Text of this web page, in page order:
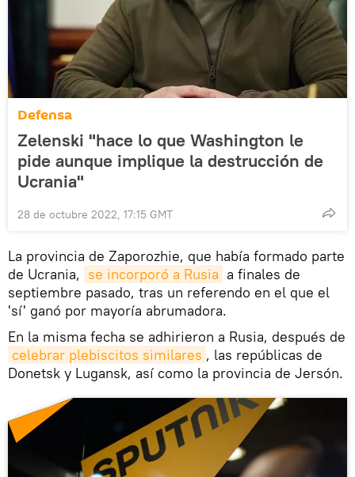
Defensa
Zelenski "hace lo que Washington le
pide aunque implique la destrucción de
Ucrania"
28 de octubre 2022, 17:15 GMT
La provincia de Zaporozhie, que había formado parte
de Ucrania, se incorporó a Rusia a finales de
septiembre pasado, tras un referendo en el que el
'sí' ganó por mayoría abrumadora.
En la misma fecha se adhirieron a Rusia, después de
celebrar plebiscitos similares , las repúblicas de
Donetsk y Lugansk, así como la provincia de Jersón.